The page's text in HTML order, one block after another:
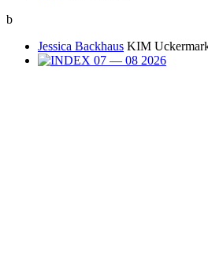
b
Jessica Backhaus KIM